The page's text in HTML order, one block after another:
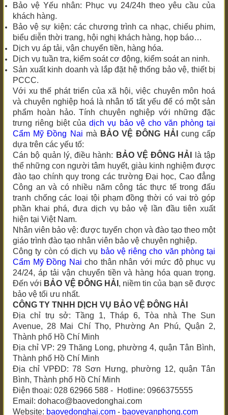
Bảo vệ Yếu nhân: Phục vụ 24/24h theo yêu cầu của
khách hàng.
Bảo vệ sự kiện: các chương trình ca nhạc, chiếu phim,
biểu diễn thời trang, hội nghị khách hàng, họp báo…
Dịch vụ áp tải, vận chuyển tiền, hàng hóa.
Dịch vụ tuần tra, kiểm soát cơ động, kiểm soát an ninh.
Sản xuất kinh doanh và lắp đặt hệ thống bảo vệ, thiết bị
PCCC.
Với xu thế phát triển của xã hội, việc chuyên môn hoá
và chuyên nghiệp hoá là nhân tố tất yếu để có một sản
phẩm hoàn hảo. Tính chuyên nghiệp với những đặc
trưng riêng biệt củadịch vụ bảo vệ cho văn phòng tại
Cẩm Mỹ Đồng Nai mà BẢO VỆ ĐÔNG HẢI
cung cấp
dựa trên các yếu tố:
Cán bộ quản lý, điều hành: BẢO VỆ ĐÔNG HẢI
là tập
thể những con người tâm huyết, giàu kinh nghiệm được
đào tạo chính quy trong các trường Đại học, Cao đẳng
Công an và có nhiều năm công tác thực tế trong đấu
tranh chống các loại tội phạm đồng thời có vai trò góp
phần khai phá, đưa dịch vụ bảo vệ lần đầu tiên xuất
hiện tại Việt Nam.
Nhân viên bảo vệ: được tuyển chọn và đào tạo theo một
giáo trình đào tạo nhân viên bảo vệ chuyên nghiệp.
Công ty còn có dịch vụ bảo vệ riêngcho văn phòng tại
Cẩm Mỹ Đồng Nai cho thân nhân với mức độ phục vụ
24/24, áp tải vận chuyển tiền và hàng hóa quan trọng.
Đến với BẢO VỆ ĐÔNG HẢI , niềm tin của bạn sẽ được
bảo vệ tối ưu nhất.
CÔNG TY TNHH DỊCH VỤ BẢO VỆ ĐÔNG HẢI
Địa chỉ trụ sở: Tầng 1, Tháp 6, Tòa nhà The Sun
Avenue, 28 Mai Chí Thọ, Phường An Phú, Quận 2,
Thành phố Hồ Chí Minh
Địa chỉ VP: 29 Thăng Long, phường 4, quận Tân Bình,
Thành phố Hồ Chí Minh
Địa chỉ VPĐD: 78 Sơn Hưng, phường 12, quận Tân
Bình, Thành phố Hồ Chí Minh
Điện thoại: 028 62966 588 - Hotline: 0966375555
Email: dohaco@baovedonghai.com
Website: baovedonghai.com - baovevanphong.com